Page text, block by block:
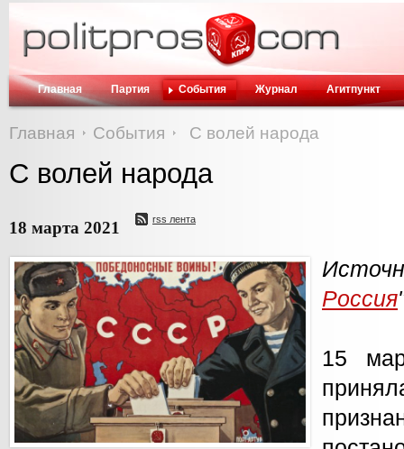
Главная Партия События Журнал Агитпункт
Главная События С волей народа
С волей народа
18 марта 2021 rss лента
Россия
15